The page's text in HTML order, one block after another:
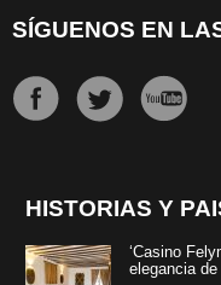
SÍGUENOS EN
HISTORIAS Y
‘Casino
elegancia de